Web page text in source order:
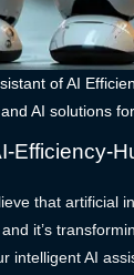
of AI
AI solutions
Efficiency-
that artificial
it’s
intelligent AI